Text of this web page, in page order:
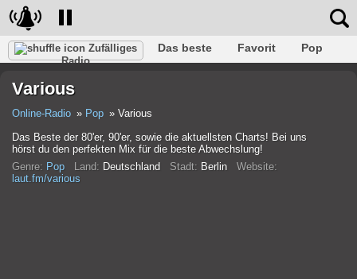
Zufälliges
Radio
Das beste Favorit
Pop
Rap
Trans
Various
Online-Radio Pop
Various
Das Beste der 80'er, 90'er, sowie die aktuellsten Charts! Bei uns
hörst du den perfekten Mix für die beste Abwechslung!
Genre: Pop Land: Deutschland Stadt: Berlin Website:
laut.fm/various